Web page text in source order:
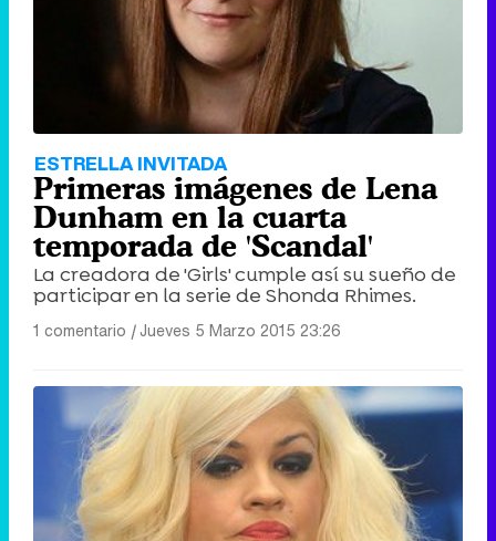
Tráiler de la tercera temporada de 'The Walking Dead: Dead City' de AMC+
Canción ganadora de Eurovisión 2026: DARA con "Bangaranga" por Bulgaria
ESTRELLA INVITADA
Primeras imágenes de Lena
Dunham en la cuarta
temporada de 'Scandal'
La creadora de 'Girls' cumple así su sueño de
participar en la serie de Shonda Rhimes.
1 comentario |Jueves 5 Marzo 2015 23:26